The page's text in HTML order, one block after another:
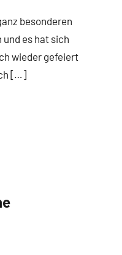
besonderen
es hat sich
wieder gefeiert
[…]